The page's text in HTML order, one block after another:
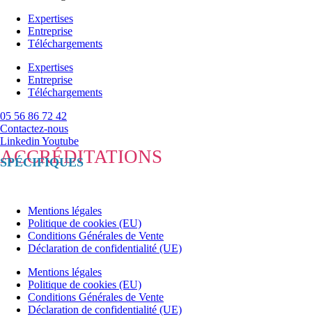
Expertises
Entreprise
Téléchargements
Expertises
Entreprise
Téléchargements
05 56 86 72 42
Contactez-nous
Linkedin Youtube
ACCRÉDITATIONS
SPÉCIFIQUES
Mentions légales
Politique de cookies (EU)
Conditions Générales de Vente
Déclaration de confidentialité (UE)
Mentions légales
Politique de cookies (EU)
Conditions Générales de Vente
Déclaration de confidentialité (UE)